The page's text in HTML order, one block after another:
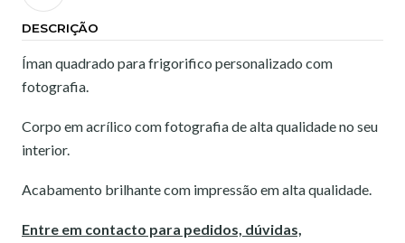
DESCRIÇÃO
Íman quadrado para frigorifico personalizado com
fotografia.
Corpo em acrílico com fotografia de alta qualidade no seu
interior.
Acabamento brilhante com impressão em alta qualidade.
Entre em contacto para pedidos, dúvidas,